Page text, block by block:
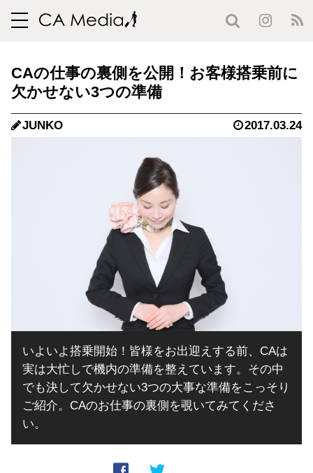
toggle
CAの仕事の裏側を公開！お客様搭乗前に
欠かせない3つの準備
JUNKO 2017.03.24
いよいよ搭乗開始！皆様をお出迎えする前、CAは
実は大忙しで機内の準備を整えています。その中
でも決して欠かせない3つの大事な準備をこっそり
ご紹介。CAのお仕事の裏側を覗いてみてくださ
い。